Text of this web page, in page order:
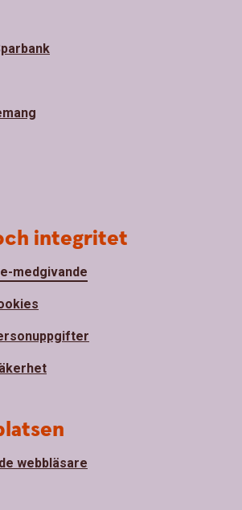
integritet
medgivande
webbläsare